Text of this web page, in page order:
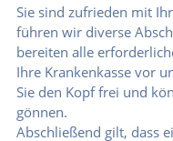
Sie sind zufrieden mit
führen wir diverse
bereiten alle
Ihre Krankenkasse vor
Sie den Kopf frei und
gönnen.
Abschließend gilt, dass